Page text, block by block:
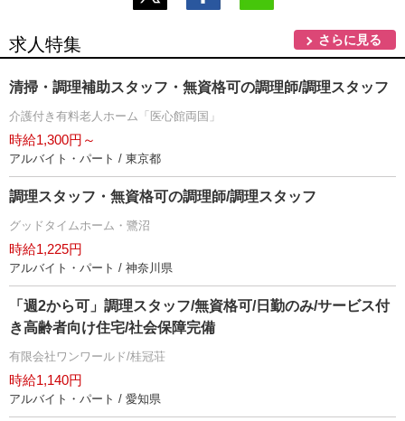
求人特集 さらに見る
清掃・調理補助スタッフ・無資格可の調理師/調理スタッフ
介護付き有料老人ホーム「医心館両国」
時給1,300円～
アルバイト・パート / 東京都
調理スタッフ・無資格可の調理師/調理スタッフ
グッドタイムホーム・鷺沼
時給1,225円
アルバイト・パート / 神奈川県
「週2から可」調理スタッフ/無資格可/日勤のみ/サービス付
き高齢者向け住宅/社会保障完備
有限会社ワンワールド/桂冠荘
時給1,140円
アルバイト・パート / 愛知県